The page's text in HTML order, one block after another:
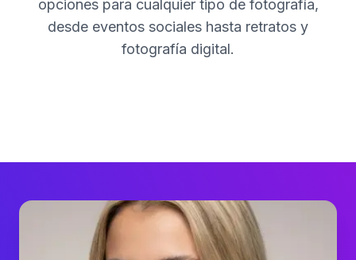
opciones para cualquier tipo de fotografía,
desde eventos sociales hasta retratos y
fotografía digital.